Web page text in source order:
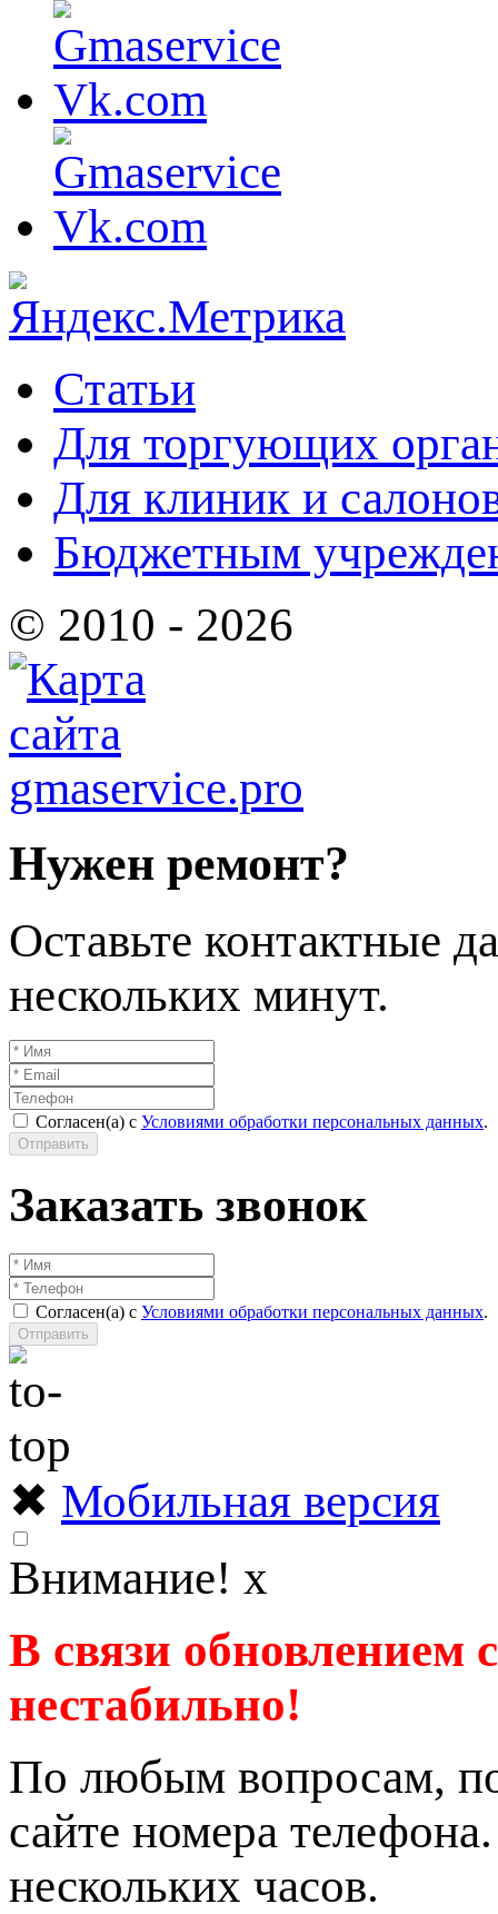
Статьи
Для торгующих
Для клиник и
Бюджетным
© 2010 - 2026
Нужен ремонт?
Оставьте контактные
нескольких минут.
Согласен(а) с Условиями обработки персональных данных.
Отправить
Заказать звонок
Согласен(а) с Условиями обработки персональных данных.
Отправить
✖ Мобильная версия
Внимание! x
В связи обновлением
нестабильно!
По любым вопросам,
сайте номера
нескольких часов.